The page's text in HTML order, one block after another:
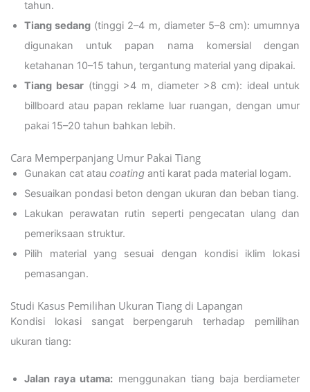
tahun.
Tiang sedang (tinggi 2–4 m, diameter 5–8 cm): umumnya
digunakan untuk papan nama komersial dengan
ketahanan 10–15 tahun, tergantung material yang dipakai.
Tiang besar (tinggi >4 m, diameter >8 cm): ideal untuk
billboard atau papan reklame luar ruangan, dengan umur
pakai 15–20 tahun bahkan lebih.
Cara Memperpanjang Umur Pakai Tiang
Gunakan cat atau coating anti karat pada material logam.
Sesuaikan pondasi beton dengan ukuran dan beban tiang.
Lakukan perawatan rutin seperti pengecatan ulang dan
pemeriksaan struktur.
Pilih material yang sesuai dengan kondisi iklim lokasi
pemasangan.
Studi Kasus Pemilihan Ukuran Tiang di Lapangan
Kondisi lokasi sangat berpengaruh terhadap pemilihan
ukuran tiang:
Jalan raya utama: menggunakan tiang baja berdiameter